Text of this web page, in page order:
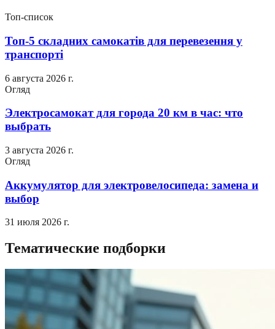
Топ-список
Топ-5 складних самокатів для перевезення у
транспорті
6 августа 2026 г.
Огляд
Электросамокат для города 20 км в час: что
выбрать
3 августа 2026 г.
Огляд
Аккумулятор для электровелосипеда: замена и
выбор
31 июля 2026 г.
Тематические подборки